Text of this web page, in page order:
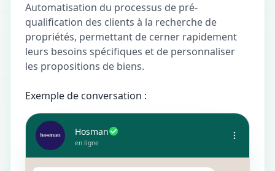
Automatisation du processus de pré-
qualification des clients à la recherche de
propriétés, permettant de cerner rapidement
leurs besoins spécifiques et de personnaliser
les propositions de biens.
Exemple de conversation :
Hosman
en ligne